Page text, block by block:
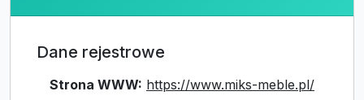
Dane rejestrowe
Strona WWW: https://www.miks-meble.pl/